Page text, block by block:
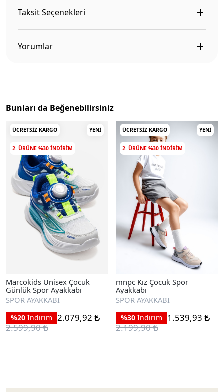
Taksit Seçenekleri
Yorumlar
Bunları da Beğenebilirsiniz
ÜCRETSIZ KARGO YENI
2. ÜRÜNE %30 INDIRIM
Marcokids Unisex Çocuk
Günlük Spor Ayakkabı
SPOR AYAKKABI
%20 İndirim 2.079,92
2.599,90
ÜCRETSIZ KARGO YENI
2. ÜRÜNE %30 INDIRIM
mnpc Kız Çocuk Spor
Ayakkabı
SPOR AYAKKABI
%30 İndirim
1.539,93
2.199,90